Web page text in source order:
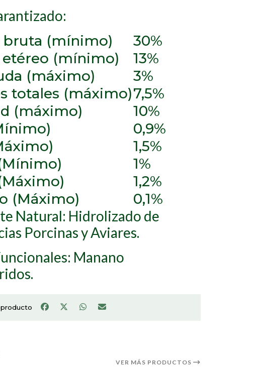
bruta (mínimo)
30%
(mínimo)
13%
(máximo)
3%
totales (máximo)7,5%
(máximo)
10%
0,9%
1,5%
1%
1,2%
(Máximo)
0,1%
Natural: Hidrolizado de
Porcinas y Aviares.
Manano
VER MÁS PRODUCTOS